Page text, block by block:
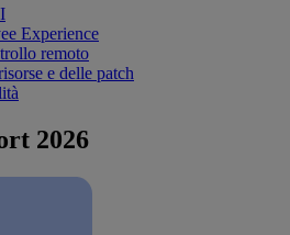
Experience
remoto
e delle patch
2026